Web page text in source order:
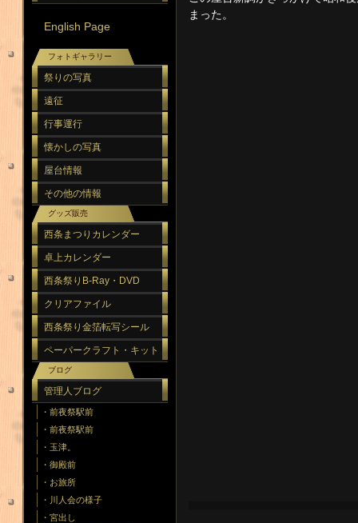
English Page
フォトギャラリー
祭りの写真
遠征
行事運行
懐かしの写真
屋台情報
その他の情報
グッズ販売
西条まつりカレンダー
卓上カレンダー
西条祭りB-Ray・DVD
クリアファイル
西条祭り金箔転写シール
ペーパークラフト・キット
ブログ
管理人ブログ
・前夜祭駅前
・前夜祭駅前
・玉津。
・御殿前
・お旅所
・川人会の様子
・宮出し
まった。